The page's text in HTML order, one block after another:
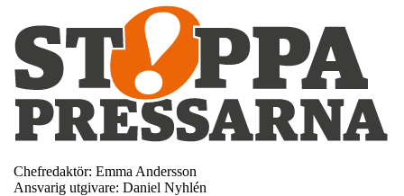
Chefredaktör: Emma Andersson
Ansvarig utgivare: Daniel Nyhlén